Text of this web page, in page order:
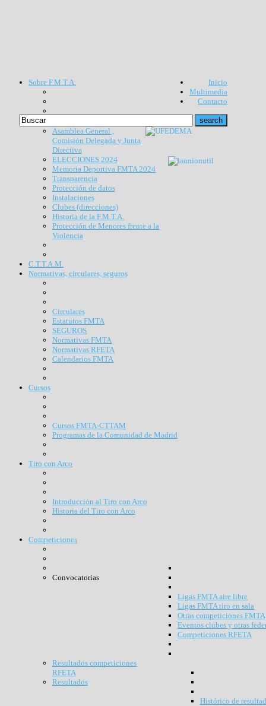
Inicio
Multimedia
Contacto
Sobre F.M.T.A.
Asamblea General ,
Comisión Delegada y Junta
Directiva
ELECCIONES 2024
Memoria Deportiva FMTA 2024
Transparencia
Protección de datos
Instalaciones
Clubes (direcciones)
Historia de la F.M.T.A.
Protección de Menores frente a la
Violencia
C.T.T.A.M.
Normativas, circulares, seguros
Circulares
Estatutos FMTA
SEGUROS
Normativas FMTA
Normativas RFETA
Calendarios FMTA
Cursos
Cursos FMTA-CTTAM
Programas de la Comunidad de Madrid
Tiro con Arco
Introducción al Tiro con Arco
Historia del Tiro con Arco
Competiciones
Convocatorias
Ligas FMTA aire libre
Ligas FMTA tiro en sala
Otras competiciones FMTA
Eventos clubes y otras
Competiciones RFETA
Resultados competiciones
RFETA
Resultados
Histórico de